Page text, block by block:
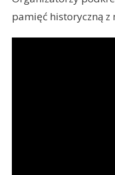
pamięć historyczną z